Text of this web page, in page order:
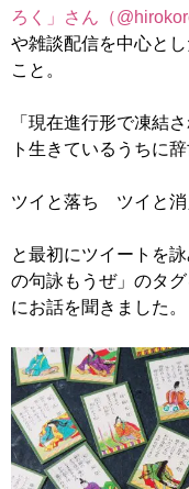
ろく」さん（
や雑談配信を中心と
こと。
「現在進行形で凍結
ト生きているうちに
ツイと落ち ツイと
と最初にツイートを
の句詠もうぜ」のタ
にお話を聞きました。